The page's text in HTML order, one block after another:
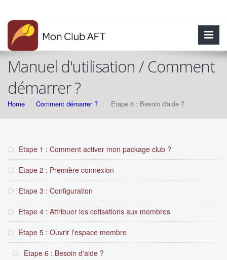
Manuel d'utilisation / Comment
démarrer ?
Home Comment démarrer ? Etape 6 : Besoin d'aide ?
Etape 1 : Comment activer mon package club ?
Etape 2 : Première connexion
Etape 3 : Configuration
Etape 4 : Attribuer les cotisations aux membres
Etape 5 : Ouvrir l'espace membre
Etape 6 : Besoin d'aide ?